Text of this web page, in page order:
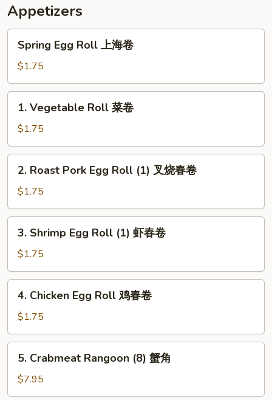
Appetizers
Egg
Roll
上
海
Spring Egg Roll 上海卷
$1.75
Vegetable
Roll
菜
卷
1. Vegetable Roll 菜卷
$1.75
Roast
Pork
Egg
Roll
(1)
春
2. Roast Pork Egg Roll (1) 叉烧春卷
$1.75
Shrimp
Egg
Roll
(1)
3. Shrimp Egg Roll (1) 虾春卷
$1.75
Chicken
Egg
Roll
鸡
4. Chicken Egg Roll 鸡春卷
$1.75
Crabmeat
Rangoon
(8)
5. Crabmeat Rangoon (8) 蟹角
$7.95